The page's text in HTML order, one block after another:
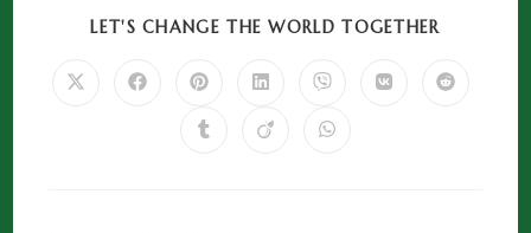
LET'S CHANGE THE WORLD TOGETHER